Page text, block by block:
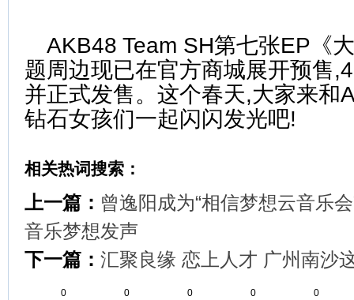
AKB48 Team SH第七张EP《
题周边现已在官方商城展开预售
并正式发售。这个春天,大家来和
钻石女孩们一起闪闪发光吧!
相关热词搜索：
上一篇： 曾逸阳成为“相信梦想云音乐
音乐梦想发声
下一篇： 汇聚良缘 恋上人才 广州南沙
0 0 0 0 0